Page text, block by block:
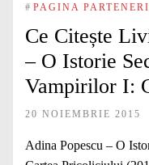
# PAGINA
Ce Citește
– O Istorie
Vampirilor I:
20 NOIEMBRIE 2015
Adina Popescu – O